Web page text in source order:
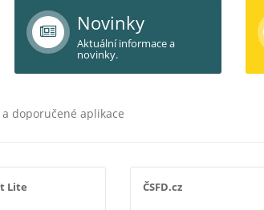
Novinky
Aktuální informace a
novinky.
doporučené aplikace
Lite ČSFD.cz